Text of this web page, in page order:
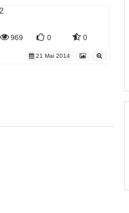
969 0 0
21 Mai 2014